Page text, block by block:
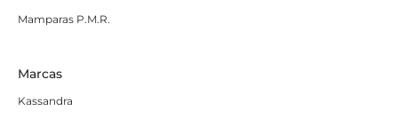
Mamparas P.M.R.
Marcas
Kassandra